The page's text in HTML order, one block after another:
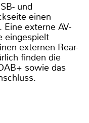
und
einen
Eine externe AV-
eingespielt
externen Rear-
finden die
sowie das